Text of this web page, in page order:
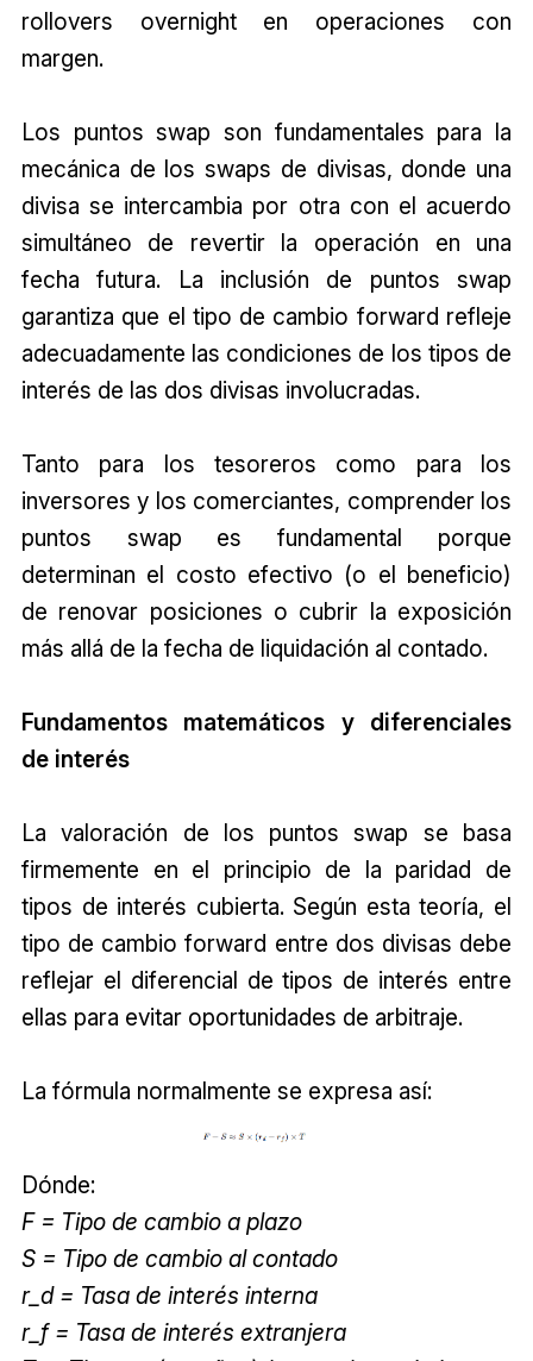
rollovers overnight en operaciones con
margen.
Los puntos swap son fundamentales para la
mecánica de los swaps de divisas, donde una
divisa se intercambia por otra con el acuerdo
simultáneo de revertir la operación en una
fecha futura. La inclusión de puntos swap
garantiza que el tipo de cambio forward refleje
adecuadamente las condiciones de los tipos de
interés de las dos divisas involucradas.
Tanto para los tesoreros como para los
inversores y los comerciantes, comprender los
puntos swap es fundamental porque
determinan el costo efectivo (o el beneficio)
de renovar posiciones o cubrir la exposición
más allá de la fecha de liquidación al contado.
Fundamentos matemáticos y diferenciales
de interés
La valoración de los puntos swap se basa
firmemente en el principio de la paridad de
tipos de interés cubierta. Según esta teoría, el
tipo de cambio forward entre dos divisas debe
reflejar el diferencial de tipos de interés entre
ellas para evitar oportunidades de arbitraje.
La fórmula normalmente se expresa así:
Dónde:
F = Tipo de cambio a plazo
S = Tipo de cambio al contado
r_d = Tasa de interés interna
r_f = Tasa de interés extranjera